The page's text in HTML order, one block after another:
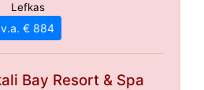
Lefkas
v.a. € 884
Bay Resort & Spa